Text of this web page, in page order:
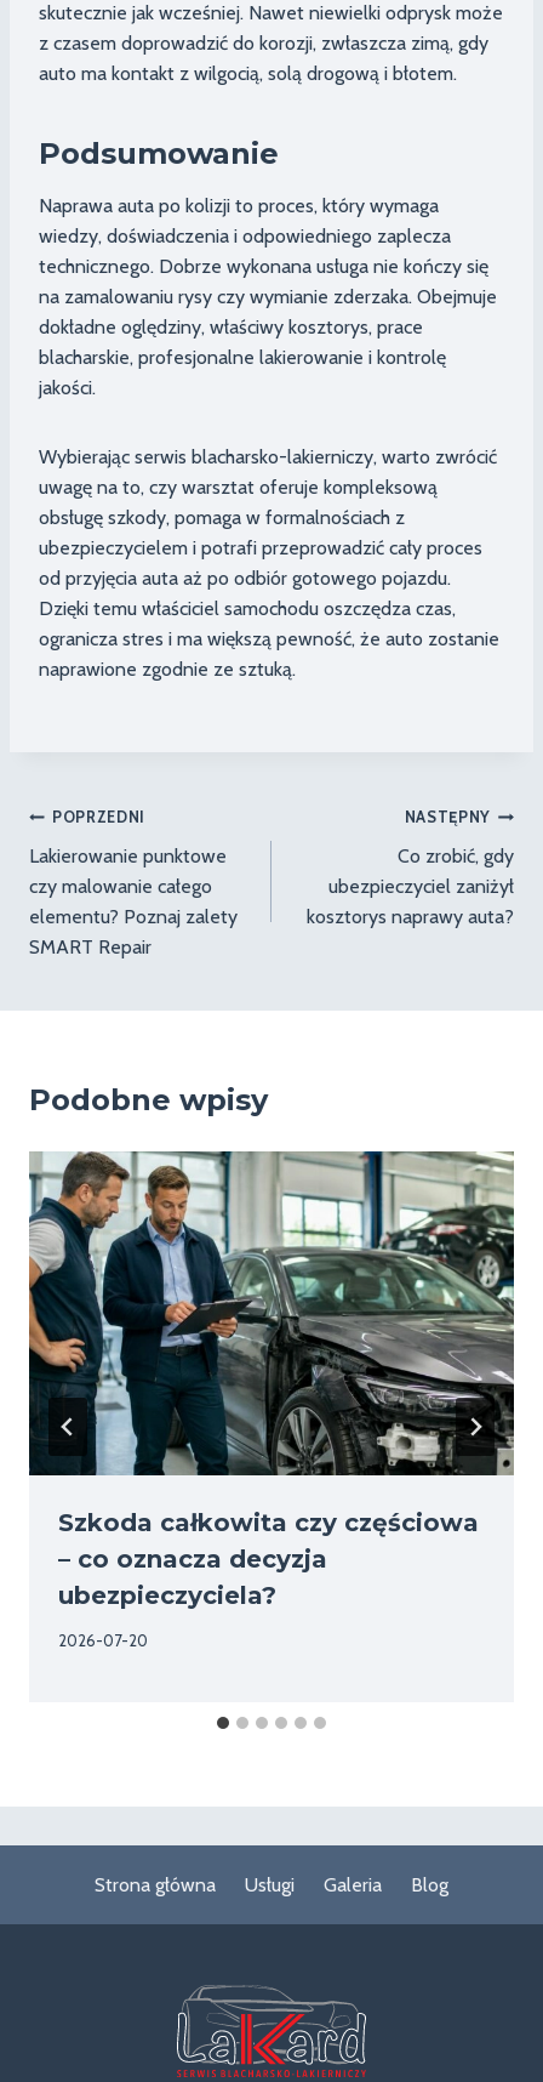
skutecznie jak wcześniej. Nawet niewielki odprysk może
z czasem doprowadzić do korozji, zwłaszcza zimą, gdy
auto ma kontakt z wilgocią, solą drogową i błotem.
Podsumowanie
Naprawa auta po kolizji to proces, który wymaga
wiedzy, doświadczenia i odpowiedniego zaplecza
technicznego. Dobrze wykonana usługa nie kończy się
na zamalowaniu rysy czy wymianie zderzaka. Obejmuje
dokładne oględziny, właściwy kosztorys, prace
blacharskie, profesjonalne lakierowanie i kontrolę
jakości.
Wybierając serwis blacharsko-lakierniczy, warto zwrócić
uwagę na to, czy warsztat oferuje kompleksową
obsługę szkody, pomaga w formalnościach z
ubezpieczycielem i potrafi przeprowadzić cały proces
od przyjęcia auta aż po odbiór gotowego pojazdu.
Dzięki temu właściciel samochodu oszczędza czas,
ogranicza stres i ma większą pewność, że auto zostanie
naprawione zgodnie ze sztuką.
Nawigacja
wpisu
POPRZEDNI
Lakierowanie punktowe
czy malowanie całego
elementu? Poznaj zalety
SMART Repair
NASTĘPNY
Co zrobić, gdy
ubezpieczyciel zaniżył
kosztorys naprawy auta?
Podobne wpisy
Szkoda całkowita czy częściowa
– co oznacza decyzja
ubezpieczyciela?
2026-07-20
Strona główna Usługi Galeria Blog